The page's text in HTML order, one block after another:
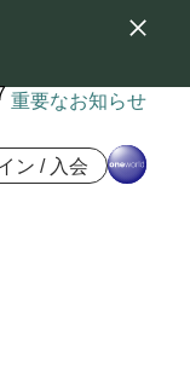
重要なお知らせ
ン / 入会